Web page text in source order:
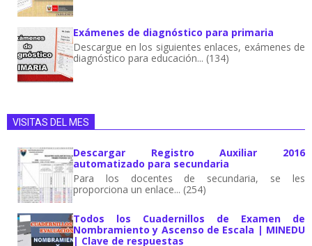
Exámenes de diagnóstico para primaria
Descargue en los siguientes enlaces, exámenes de
diagnóstico para educación... (134)
VISITAS DEL MES
Descargar Registro Auxiliar 2016
automatizado para secundaria
Para los docentes de secundaria, se les
proporciona un enlace... (254)
Todos los Cuadernillos de Examen de
Nombramiento y Ascenso de Escala | MINEDU
| Clave de respuestas